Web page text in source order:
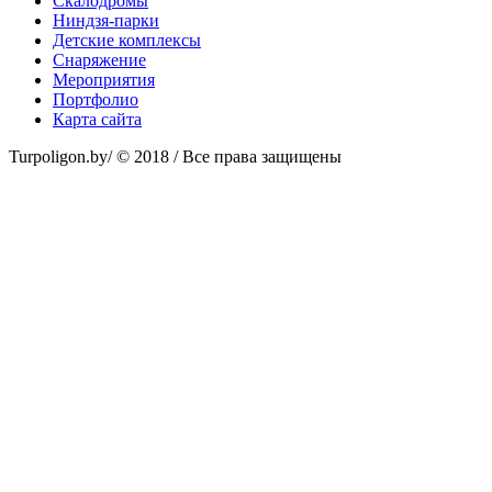
Ниндзя-парки
Детские комплексы
Снаряжение
Мероприятия
Портфолио
Карта сайта
Turpoligon.by/ © 2018 / Все права защищены